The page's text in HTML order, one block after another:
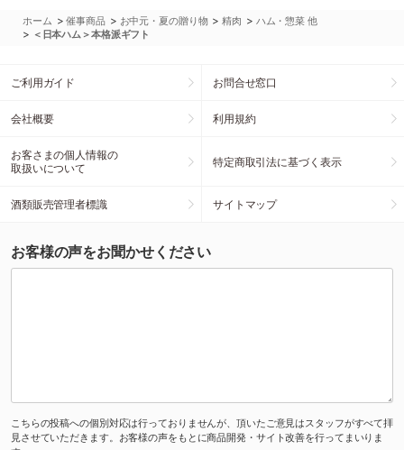
ホーム >催事商品 > お中元・夏の贈り物 >精肉 > ハム・惣菜 他
> ＜日本ハム＞本格派ギフト
ご利用ガイド お問合せ窓口
会社概要 利用規約
お客さまの個人情報の
取扱いについて
特定商取引法に基づく表示
酒類販売管理者標識 サイトマップ
お客様の声をお聞かせください
こちらの投稿への個別対応は行っておりませんが、頂いたご意見はスタッフがすべて拝
見させていただきます。お客様の声をもとに商品開発・サイト改善を行ってまいりま